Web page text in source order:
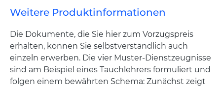
Weitere Produktinformationen
Die Dokumente, die Sie hier zum Vorzugspreis
erhalten, können Sie selbstverständlich auch
einzeln erwerben. Die vier Muster-Dienstzeugnisse
sind am Beispiel eines Tauchlehrers formuliert und
folgen einem bewährten Schema: Zunächst zeigt